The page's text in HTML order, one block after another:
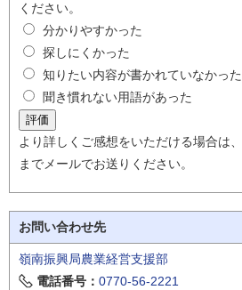
ください。
分かりやすかった
探しにくかった
知りたい内容が書かれていなかった
聞き慣れない用語があった
より詳しくご感想をいただける場合は、
までメールでお送りください。
お問い合わせ先
嶺南振興局農業経営支援部
電話番号： 0770-56-2221